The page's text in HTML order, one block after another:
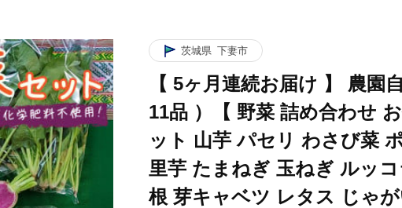
せ お任せ 季節物 定期便 セット 山芋 パセリ わさび菜 ポップコーン かぶ 人参 里芋 た
ー ビーツ ほうれん草 キャベツ ピーマン なすトマト かぼちゃ 】
せ お任せ 季節物 定期便 セット 山芋 パセリ わさび菜 ポップコーン かぶ 人参 里芋 た
ー ビーツ ほうれん草 キャベツ ピーマン なすトマト かぼちゃ 】
せ お任せ 季節物 定期便 セット 山芋 パセリ わさび菜 ポップコーン かぶ 人参 里芋
ー ビーツ ほうれん草 キャベツ ピーマン なすトマト かぼちゃ 】
茨城県 下妻市
【 5ヶ月連続お届け 】 農園
11品 ）【 野菜 詰め合わせ
ット 山芋 パセリ わさび菜
里芋 たまねぎ 玉ねぎ ルッ
根 芽キャベツ レタス じゃ